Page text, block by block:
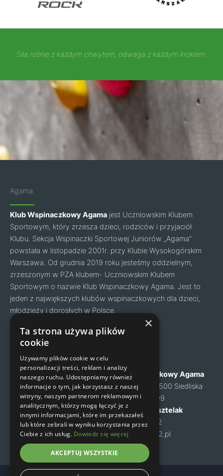
Siła rośnie z każdym chwytem, odwaga z każdym krokiem.
Agama
Klub Wspinaczkowy Agama jest Uczniowskim Klubem
Sportowym, który zrzesza dzieci, rodziców i przyjaciół
Klubu. Sekcja Wspinaczki Sportowej Juniorów „Agama”
powstała w listopadzie 2001r. przy Klubie Wysokogórskim
Warszawa. Od grudnia 2019 roku jesteśmy oddzielnym,
zrzeszonym w PZA klubem- Uczniowskim Klubem
Sportowym o nazwie Klub Wspinaczkowy Agama. Jest to
jeden z największych klubów wspinaczkowych dla dzieci,
młodzieży i dorosłych w Polsce.
Facebook
Instagram
O nas
Cennik
Zapisy na zajęcia
Kontakt
Regulamin
Polityka prywatności
Klub Wspinaczkowy Agama
ul. Mysia 6, 05-500 Siedliska
NIP: 1231460699
Małgorzata Kusztelak
tel. 502 637 072
m-kusztelak@o2.pl
×
Ta strona używa plików
cookie
Używamy plików cookie w celu
personalizacji treści, reklam i analizy
naszego ruchu. Udostępniamy również
informacje o tym, jak korzystasz z naszej
witryny, naszym partnerom reklamowym i
analitycznym, którzy mogą łączyć je z
innymi informacjami, które im przekazałeś
lub które zebrali w wyniku korzystania przez
Ciebie z ich usług. Dowiedz się więcej
AKCEPTUJ WSZYSTKIE